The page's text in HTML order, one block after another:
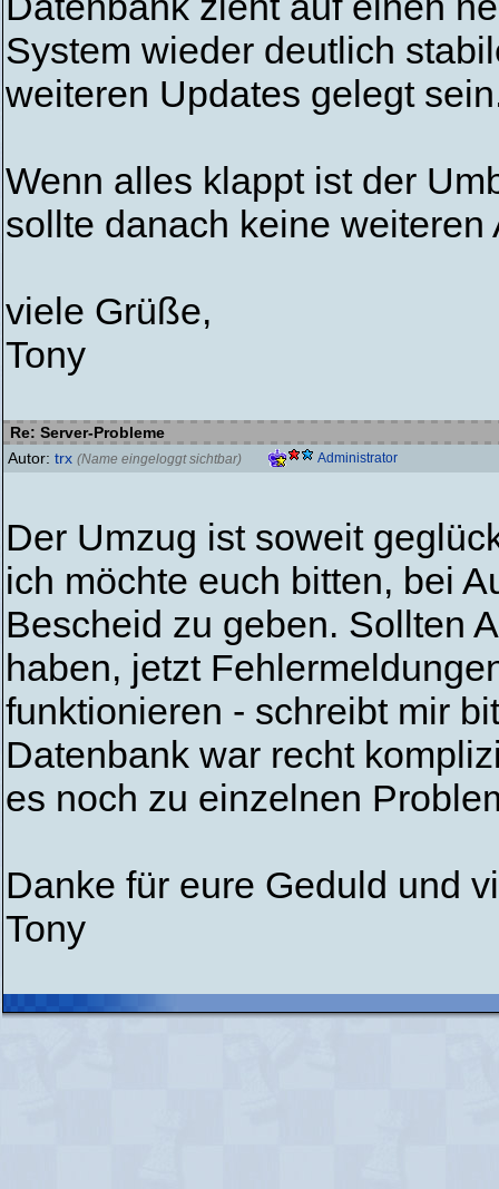
System wieder deutlich
weiteren Updates gelegt
Wenn alles klappt ist der
sollte danach keine weiteren
viele Grüße,
Tony
Re: Server-Probleme
Autor: trx (Name eingeloggt sichtbar) Administrator
Der Umzug ist soweit
ich möchte euch bitten, bei
Bescheid zu geben. Sollten
haben, jetzt
funktionieren - schreibt mir
Datenbank war recht
es noch zu einzelnen
Danke für eure Geduld und
Tony